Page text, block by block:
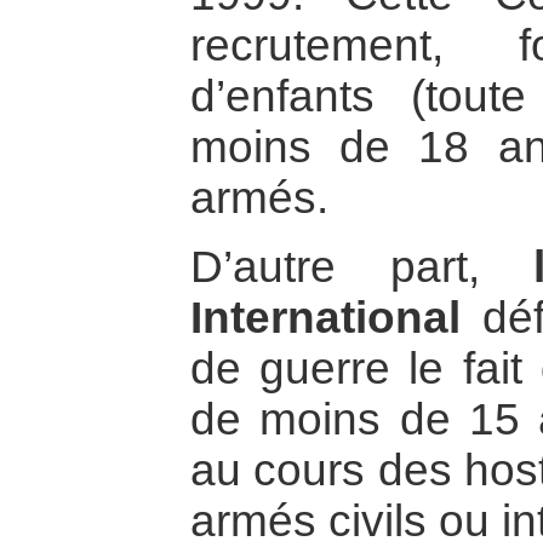
recrutement,
d’enfants
moins de 18
armés.
D’autre part,
International
de guerre le fait
de moins de 15
au cours des
armés civils ou